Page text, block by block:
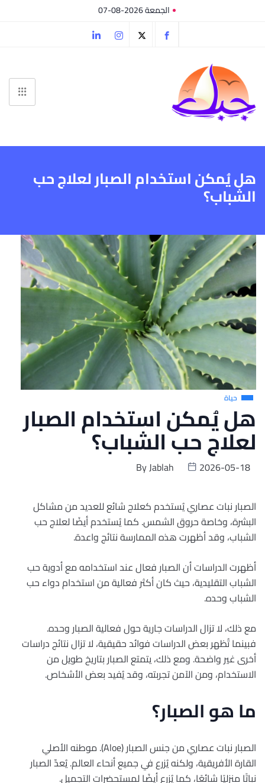
الجمعة 2026-08-07
هل يُمكن استخدام الصبار لعلاج حب
الشباب؟
حياة
هل يُمكن استخدام الصبار
لعلاج حب الشباب؟
ByJablah 2026-05-18
الصبار نبات عصاري يُستخدم كعلاج شائع للعديد من مشاكل
البشرة، وخاصة حروق الشمس. كما يُستخدم أيضًا لعلاج حب
الشباب، وقد أظهرت هذه الممارسة نتائج واعدة.
أظهرت الدراسات أن الصبار فعال عند استخدامه مع أدوية حب
الشباب التقليدية، حيث كان أكثر فعالية من استخدام دواء حب
الشباب وحده.
مع ذلك، لا تزال الدراسات جارية حول فعالية الصبار وحده.
فبينما تُظهر بعض الدراسات فوائد حقيقية، لا تزال نتائج دراسات
أخرى غير واضحة. ومع ذلك، يتمتع الصبار بتاريخ طويل من
الاستخدام، ومن الآمن تجربته، وقد يُفيد بعض الأشخاص.
ما هو الصبار؟
الصبار نبات عصاري من جنس الصبار (Aloe). موطنه الأصلي
القارة الأفريقية، ولكنه يُزرع في جميع أنحاء العالم. يُعدّ الصبار
نباتًا منزليًا شائعًا، كما يُزرع أيضًا لمستحضرات التجميل.